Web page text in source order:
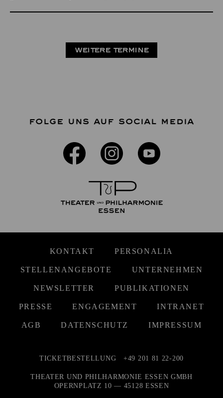
WEITERE TERMINE
FOLGE UNS AUF SOCIAL MEDIA
KONTAKT PERSONALIA
STELLENANGEBOTE UNTERNEHMEN
NEWSLETTER PUBLIKATIONEN
PRESSE ENGAGEMENT INTRANET
AGB DATENSCHUTZ IMPRESSUM
TICKETBESTELLUNG +49 201 81 22-200
THEATER UND PHILHARMONIE ESSEN GMBH
OPERNPLATZ 10 — 45128 ESSEN